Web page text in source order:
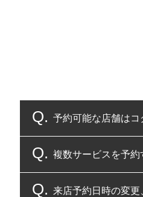
予約可能な店舗はコ
コクピット・タイ
複数サービスを予約
複数サービスのご
来店予約日時の変更